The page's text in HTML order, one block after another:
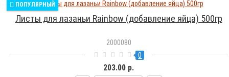
ПОПУЛЯРНЫЙ
Листы для лазаньи Rainbow (добавление яйца) 500гр
2000080
0
203.00 р.